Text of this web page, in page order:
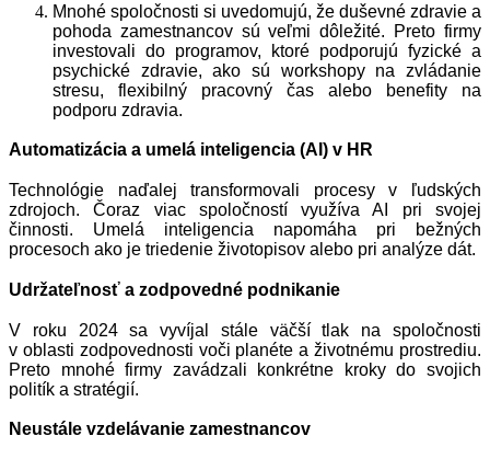
Mnohé spoločnosti si uvedomujú, že duševné zdravie a
pohoda zamestnancov sú veľmi dôležité. Preto firmy
investovali do programov, ktoré podporujú fyzické a
psychické zdravie, ako sú workshopy na zvládanie
stresu, flexibilný pracovný čas alebo benefity na
podporu zdravia.
Automatizácia a umelá inteligencia (AI) v HR
Technológie naďalej transformovali procesy v ľudských
zdrojoch. Čoraz viac spoločností využíva AI pri svojej
činnosti. Umelá inteligencia napomáha pri bežných
procesoch ako je triedenie životopisov alebo pri analýze dát.
Udržateľnosť a zodpovedné podnikanie
V roku 2024 sa vyvíjal stále väčší tlak na spoločnosti
v oblasti zodpovednosti voči planéte a životnému prostrediu.
Preto mnohé firmy zavádzali konkrétne kroky do svojich
politík a stratégií.
Neustále vzdelávanie zamestnancov